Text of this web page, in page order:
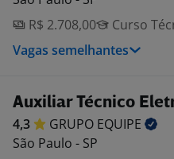
R$ 2.708,00
Curso
Vagas semelhantes
Auxiliar Técnico
4,3 GRUPO EQUIPE
São Paulo - SP